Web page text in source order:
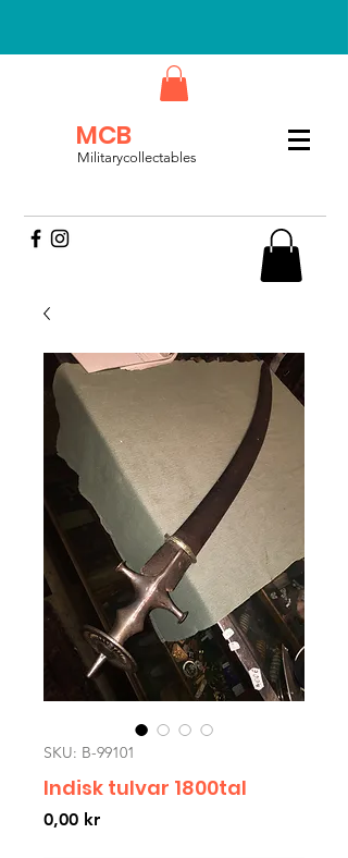
MCB
Militarycollectables
SKU: B-99101
Indisk tulvar 1800tal
0,00 krPris